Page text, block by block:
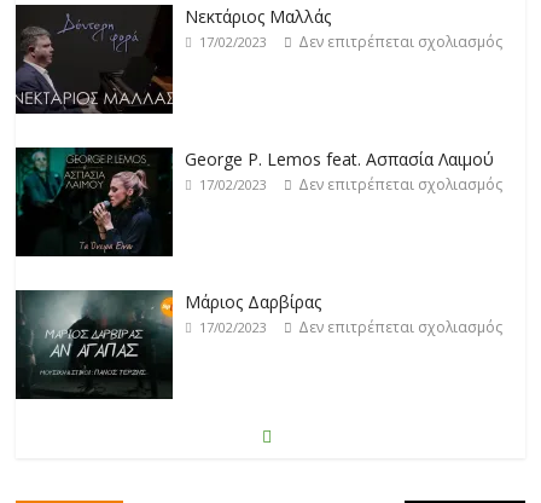
Νεκτάριος Μαλλάς
17/02/2023 Δεν επιτρέπεται σχολιασμός
George P. Lemos feat. Ασπασία Λαιμού
17/02/2023 Δεν επιτρέπεται σχολιασμός
Μάριος Δαρβίρας
17/02/2023 Δεν επιτρέπεται σχολιασμός